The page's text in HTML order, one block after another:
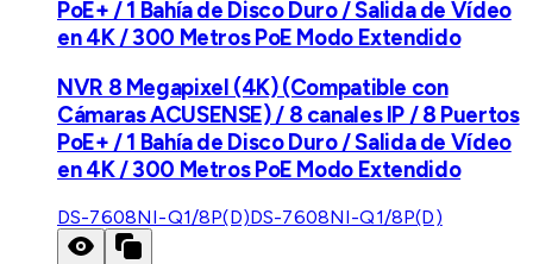
PoE+ / 1 Bahía de Disco Duro / Salida de Vídeo
en 4K / 300 Metros PoE Modo Extendido
NVR 8 Megapixel (4K) (Compatible con
Cámaras ACUSENSE) / 8 canales IP / 8 Puertos
PoE+ / 1 Bahía de Disco Duro / Salida de Vídeo
en 4K / 300 Metros PoE Modo Extendido
DS-7608NI-Q1/8P(D)DS-7608NI-Q1/8P(D)